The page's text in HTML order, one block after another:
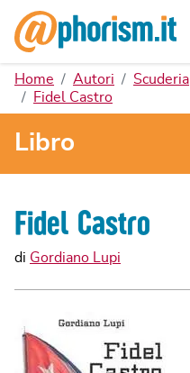
Home Autori Scuderia
Fidel Castro
Libro
Fidel Castro
di Gordiano Lupi